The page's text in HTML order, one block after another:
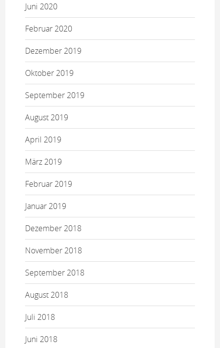
Juni 2020
Februar 2020
Dezember 2019
Oktober 2019
September 2019
August 2019
April 2019
März 2019
Februar 2019
Januar 2019
Dezember 2018
November 2018
September 2018
August 2018
Juli 2018
Juni 2018